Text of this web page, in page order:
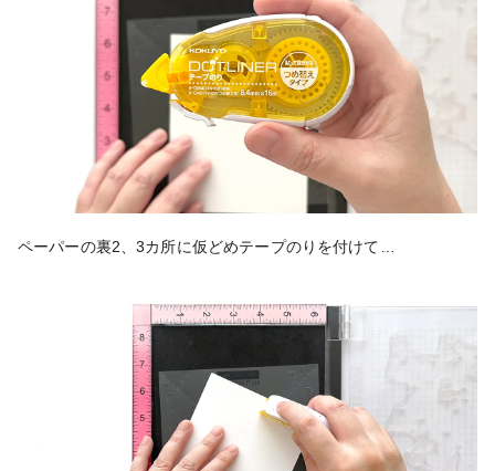
ペーパーの裏2、3カ所に仮どめテープのりを付けて…